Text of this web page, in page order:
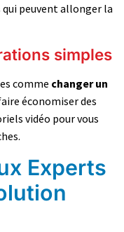
peuvent allonger la
simples
comme changer un
économiser des
vidéo pour vous
Experts